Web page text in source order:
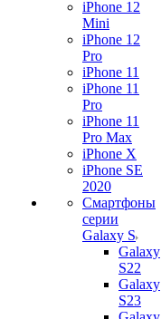
iPhone 12
Mini
iPhone 12
Pro
iPhone 11
iPhone 11
Pro
iPhone 11
Pro Max
iPhone X
iPhone SE
2020
Смартфоны
серии
Galaxy S
Galaxy
S22
Galaxy
S23